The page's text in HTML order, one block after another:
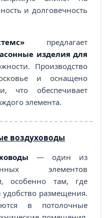
и долговечность
предлагает
изделия для
Производство
и оснащено
что обеспечивает
элемента.
воздуховоды
— один из
элементов
особенно там, где
удобство размещения.
в потолочные